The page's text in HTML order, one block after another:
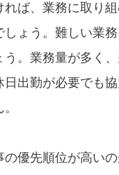
れば、業務に取り
しょう。難しい業
う。業務量が多く
日出勤が必要でも
の優先順位が高い